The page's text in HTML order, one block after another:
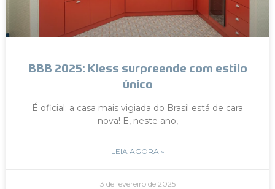
BBB 2025: Kless surpreende com estilo
único
É oficial: a casa mais vigiada do Brasil está de cara
nova! E, neste ano,
LEIA AGORA »
3 de fevereiro de 2025